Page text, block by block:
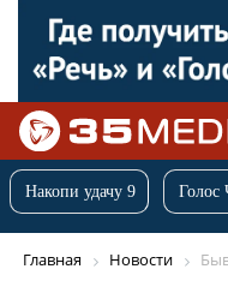
Накопи удачу 9 Голос
Главная Новости